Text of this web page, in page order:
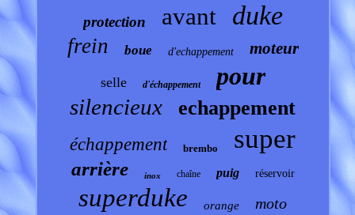
protection avant duke
frein boue d'echappement moteur
selle d'échappement pour
silencieux echappement
échappement brembo super
arrière inox chaîne puig réservoir
superduke orange moto